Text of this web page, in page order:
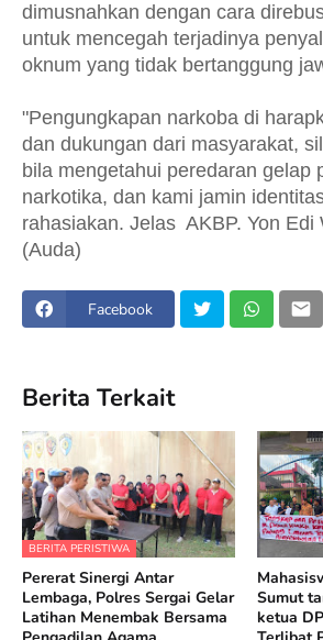
dimusnahkan dengan cara
untuk mencegah terjadinya
oknum yang tidak bertanggung
"Pengungkapan narkoba di
dan dukungan dari masyarakat,
bila mengetahui peredaran gelap
narkotika, dan kami jamin
rahasiakan. Jelas AKBP. Yon Edi
(Auda)
Facebook
Berita Terkait
BERITA PERISTIWA
Pererat Sinergi Antar
Lembaga, Polres Sergai Gelar
Latihan Menembak Bersama
Sumut
ketua